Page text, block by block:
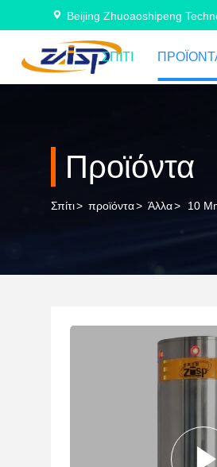
Beijing Zhuoaoshipeng
ΣΠΊΤΙ
Προϊόντα
Σπίτι> προϊόντα> Άλλα> 10